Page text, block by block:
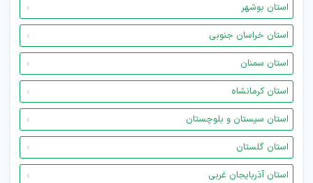
استان بوشهر
استان خراسان جنوبی
استان سمنان
استان کرمانشاه
استان سیستان و بلوچستان
استان گلستان
استان آذربایجان غربی